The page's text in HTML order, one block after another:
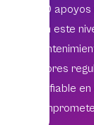
450
Con este
errores
confiable